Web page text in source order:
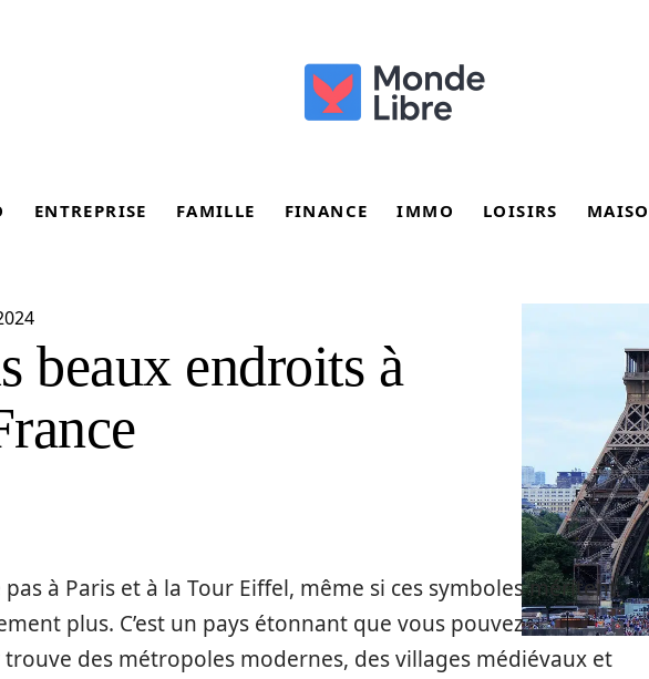
ENTREPRISE FAMILLE FINANCE IMMO LOISIRS
beaux endroits à
pas à Paris et à la Tour Eiffel, même si ces symboles méritent
plus. C’est un pays étonnant que vous pouvez
trouve des métropoles modernes, des villages médiévaux et